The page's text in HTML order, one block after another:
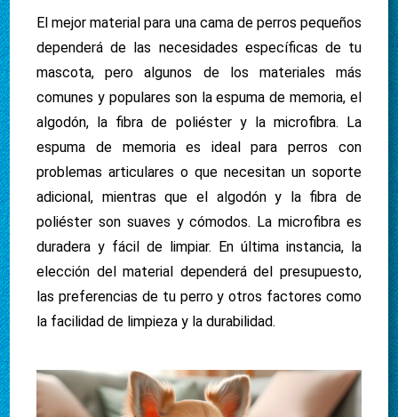
El mejor material para una cama de perros pequeños
dependerá de las necesidades específicas de tu
mascota, pero algunos de los materiales más
comunes y populares son la espuma de memoria, el
algodón, la fibra de poliéster y la microfibra. La
espuma de memoria es ideal para perros con
problemas articulares o que necesitan un soporte
adicional, mientras que el algodón y la fibra de
poliéster son suaves y cómodos. La microfibra es
duradera y fácil de limpiar. En última instancia, la
elección del material dependerá del presupuesto,
las preferencias de tu perro y otros factores como
la facilidad de limpieza y la durabilidad.